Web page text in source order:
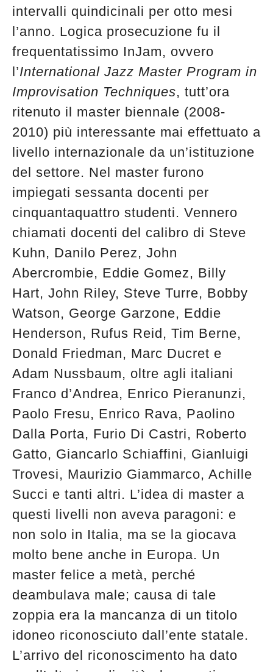
intervalli quindicinali per otto mesi
l’anno. Logica prosecuzione fu il
frequentatissimo InJam, ovvero
l’International Jazz Master Program in
Improvisation Techniques, tutt’ora
ritenuto il master biennale (2008-
2010) più interessante mai effettuato a
livello internazionale da un’istituzione
del settore. Nel master furono
impiegati sessanta docenti per
cinquantaquattro studenti. Vennero
chiamati docenti del calibro di Steve
Kuhn, Danilo Perez, John
Abercrombie, Eddie Gomez, Billy
Hart, John Riley, Steve Turre, Bobby
Watson, George Garzone, Eddie
Henderson, Rufus Reid, Tim Berne,
Donald Friedman, Marc Ducret e
Adam Nussbaum, oltre agli italiani
Franco d’Andrea, Enrico Pieranunzi,
Paolo Fresu, Enrico Rava, Paolino
Dalla Porta, Furio Di Castri, Roberto
Gatto, Giancarlo Schiaffini, Gianluigi
Trovesi, Maurizio Giammarco, Achille
Succi e tanti altri. L’idea di master a
questi livelli non aveva paragoni: e
non solo in Italia, ma se la giocava
molto bene anche in Europa. Un
master felice a metà, perché
deambulava male; causa di tale
zoppia era la mancanza di un titolo
idoneo riconosciuto dall’ente statale.
L’arrivo del riconoscimento ha dato